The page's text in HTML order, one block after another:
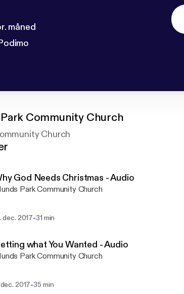
måned
Community Church
Church
God Needs Christmas - Audio
Park Community Church
dec. 2017-31 min
what You Wanted - Audio
Park Community Church
2017-35 min